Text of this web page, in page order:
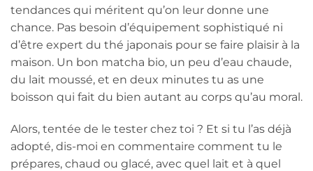
tendances qui méritent qu’on leur donne une
chance. Pas besoin d’équipement sophistiqué ni
d’être expert du thé japonais pour se faire plaisir à la
maison. Un bon matcha bio, un peu d’eau chaude,
du lait moussé, et en deux minutes tu as une
boisson qui fait du bien autant au corps qu’au moral.
Alors, tentée de le tester chez toi ? Et si tu l’as déjà
adopté, dis-moi en commentaire comment tu le
prépares, chaud ou glacé, avec quel lait et à quel